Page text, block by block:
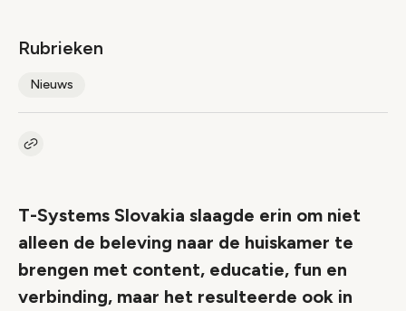
Rubrieken
Nieuws
Kopieer link naar artikel
T-Systems Slovakia slaagde erin om niet
alleen de beleving naar de huiskamer te
brengen met content, educatie, fun en
verbinding, maar het resulteerde ook in